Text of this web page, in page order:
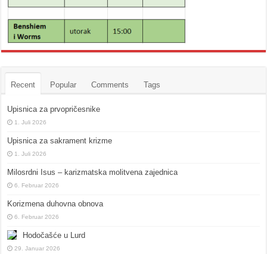
Recent Popular Comments Tags
Upisnica za prvopričesnike
1. Juli 2026
Upisnica za sakrament krizme
1. Juli 2026
Milosrdni Isus – karizmatska molitvena zajednica
6. Februar 2026
Korizmena duhovna obnova
6. Februar 2026
Hodočašće u Lurd
29. Januar 2026